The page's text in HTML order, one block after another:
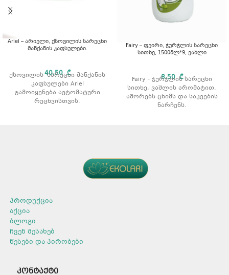
Ariel – არიელი, ქსოვილის სარეცხი
მანქანის კაფსულები.
40,50₾
ქსოვილის სარეცხი მანქანის
კაფსულები Ariel
გამოიყენება ავტომატური
რეცხვისთვის.
არომატი: მთის წყარო.
კაფსულის წონა: 27 გრ.
რაოდენობა: 30 ცალი.
Fairy – ფეირი, ჭურჭლის სარეცხი
სითხე, 1500მლ*9, ვაშლი
8,50₾
Fairy - ჭურჭლის სარეცხი
სითხე, ვაშლის არომატით.
აშორებს ცხიმს და საკვების
ნარჩენს.
მოცულობა: 1500 მლ
რაოდენობა შეფუთვაში: 16
არომატი: ლიმონი.
პროდუქცია
აქცია
ბლოგი
ჩვენ შესახებ
წესები და პირობები
კონტაქტი